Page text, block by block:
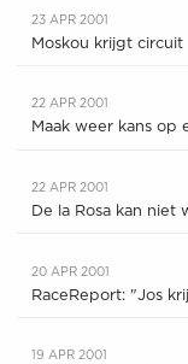
23 APR 2001
Moskou krijgt circuit
22 APR 2001
Maak weer kans op
22 APR 2001
De la Rosa kan niet
20 APR 2001
RaceReport: "Jos
19 APR 2001